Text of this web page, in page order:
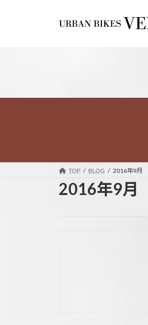
TOP BLOG 2016年9月
2016年9月